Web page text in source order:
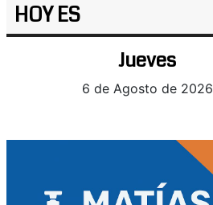
HOY ES
Jueves
6 de Agosto de 2026